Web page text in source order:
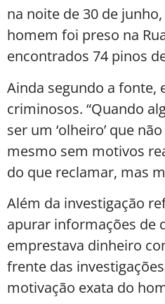
na noite de 30 de
homem foi preso na
encontrados 74 pinos
Ainda segundo a fonte,
criminosos. “Quando
ser um ‘olheiro’ que
mesmo sem motivos
do que reclamar, mas
Além da investigação
apurar informações de
emprestava dinheiro
frente das
motivação exata do